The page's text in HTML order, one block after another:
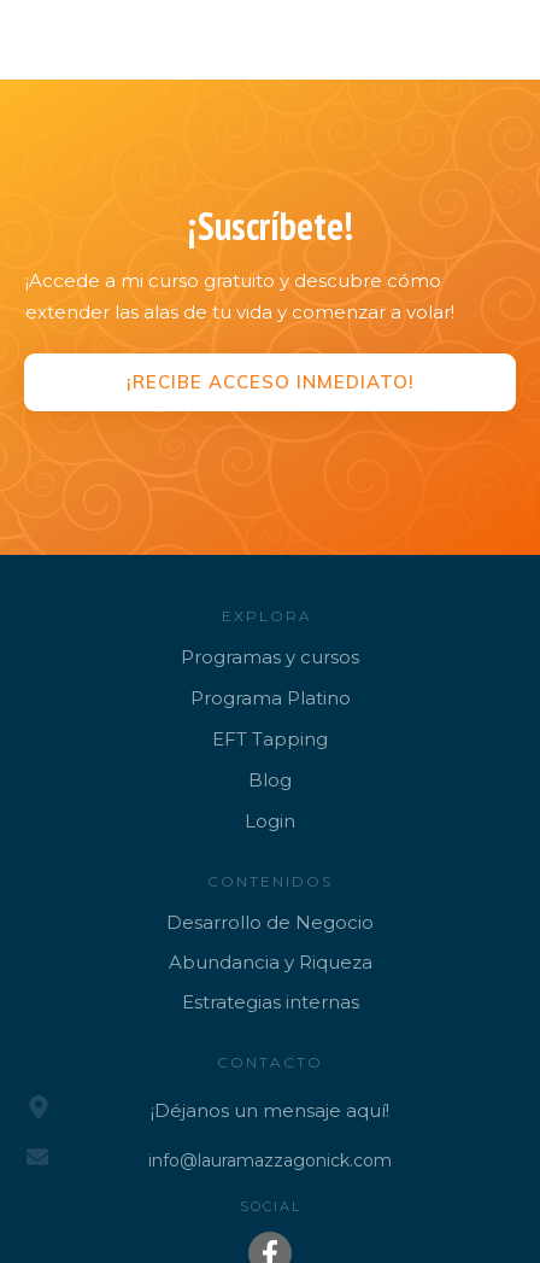
¡Suscríbete!
¡Accede a mi curso gratuito y descubre cómo
extender las alas de tu vida y comenzar a volar!
¡RECIBE ACCESO INMEDIATO!
EXPLORA
Programas y cursos
Programa Platino
EFT Tapping
Blog
Login
CONTENIDOS
Desarrollo de Negocio
Abundancia y Riqueza
Estrategias internas
CONTACTO
¡Déjanos un mensaje aquí!
info@lauramazzagonick.com
SOCIAL